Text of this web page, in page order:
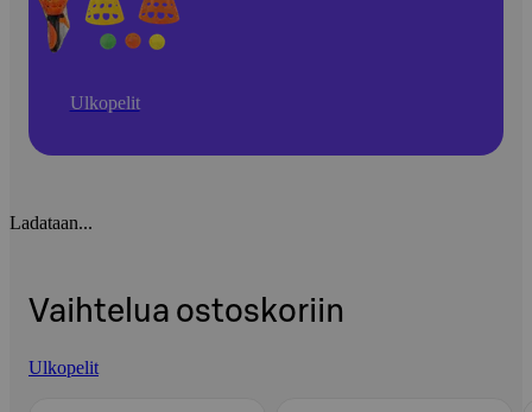
Ulkopelit
Ladataan...
Vaihtelua ostoskoriin
Ulkopelit